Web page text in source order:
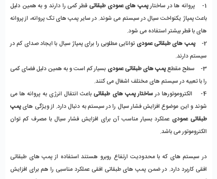
1-    پروانه ها در ساختار پمپ های عمودی طبقاتی
های با قطر بیشتر استفاده می شود.
2-
پمپ های طبقاتی عمودی
سیستم دارند.
3-    سطح مقطع
پمپ های طبقاتی عمودی
را با تعبیه در سیستم های مختلف اشغال می کنند.
4-    الکتروموتورها در
ساختار پمپ های طبقاتی
شوند و این موضوع افزایش فشار سیال را در سیستم به دنبال دارد. از ویژگی های
طبقاتی عمودی
الکتروموتور می باشد.